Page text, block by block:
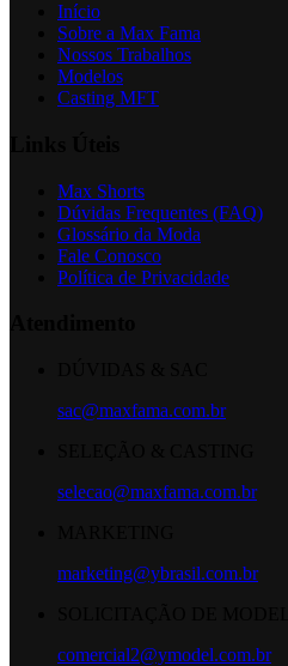
Início
Sobre a Max Fama
Nossos Trabalhos
Modelos
Casting MFT
Max Shorts
Dúvidas Frequentes (FAQ)
Glossário da Moda
Fale Conosco
Política de Privacidade
sac@maxfama.com.br
selecao@maxfama.com.br
marketing@ybrasil.com.br
comercial2@ymodel.com.br